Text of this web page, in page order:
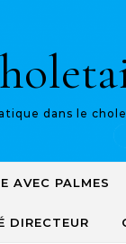
dans le
AVEC PALMES
DIRECTEUR